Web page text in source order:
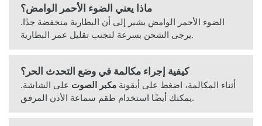
ماذا يعني الضوء الأحمر الوامض؟
الضوء الأحمر الوامض يشير إلى أن البطارية منخفضة جدًا.
يرجى الشحن بسرعة لتجنب تقليل عمر البطارية.
كيفية إجراء مكالمة في وضع التحدث الحر؟
أثناء المكالمة، اضغط على أيقونة مكبر الصوت على الشاشة.
يمكنك أيضًا استخدام طقم سماعة الأذن المرفق.